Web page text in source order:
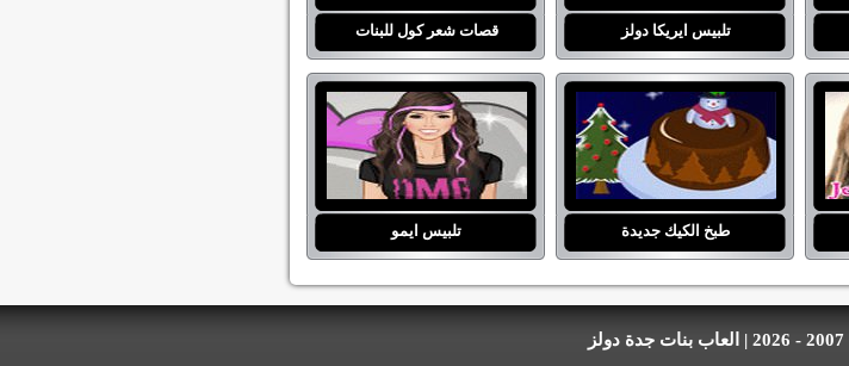
تلبيس ايريكا دولز قصات شعر كول للبنات
طبخ الكيك جديدة تلبيس ايمو